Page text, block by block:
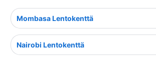
Mombasa Lentokenttä
Nairobi Lentokenttä